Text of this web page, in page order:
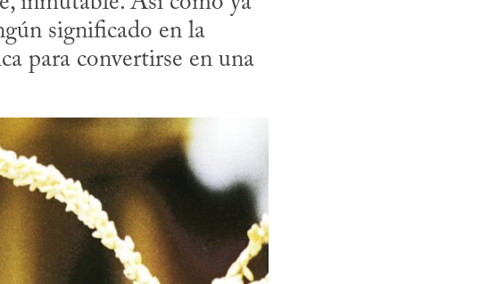
significado en la
para convertirse en una